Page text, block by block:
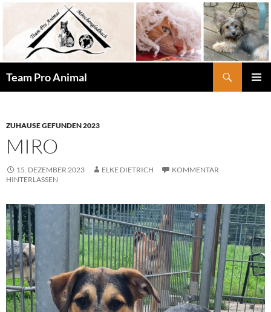
springen
Team Pro Animal
ZUHAUSE GEFUNDEN 2023
MIRO
15. DEZEMBER 2023 ELKE DIETRICH
KOMMENTAR
HINTERLASSEN